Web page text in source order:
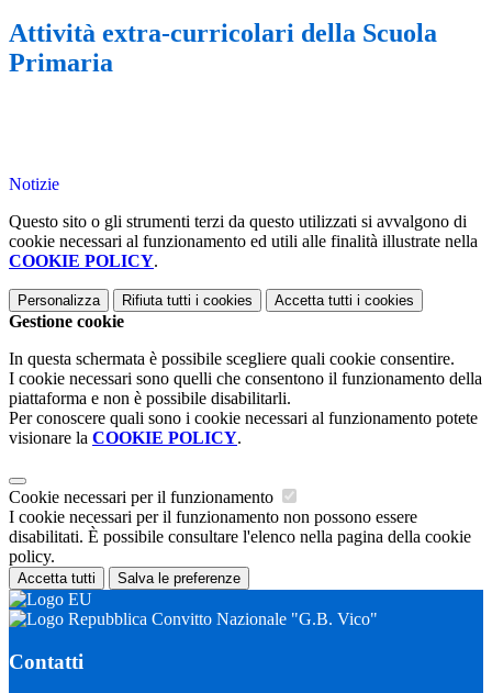
Attività extra-curricolari della Scuola
Primaria
Notizie
Questo sito o gli strumenti terzi da questo utilizzati si avvalgono di
cookie necessari al funzionamento ed utili alle finalità illustrate nella
COOKIE POLICY.
Personalizza Rifiuta tutti i cookies Accetta tutti i cookies
Gestione cookie
In questa schermata è possibile scegliere quali cookie consentire.
I cookie necessari sono quelli che consentono il funzionamento della
piattaforma e non è possibile disabilitarli.
Per conoscere quali sono i cookie necessari al funzionamento potete
visionare la COOKIE POLICY.
Cookie necessari per il funzionamento
I cookie necessari per il funzionamento non possono essere
disabilitati. È possibile consultare l'elenco nella pagina della cookie
policy.
Accetta tutti Salva le preferenze
Convitto Nazionale "G.B. Vico"
Contatti